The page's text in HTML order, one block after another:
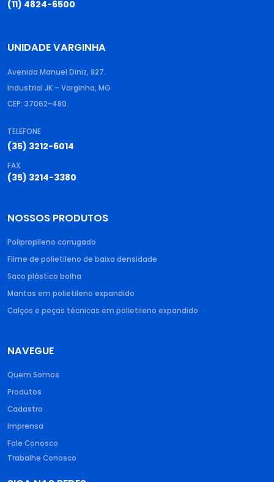
(11) 4824-6500
UNIDADE VARGINHA
Avenida Manuel Diniz, 827.
Industrial JK – Varginha, MG
CEP: 37062-480.
TELEFONE
(35) 3212-6014
FAX
(35) 3214-3380
NOSSOS PRODUTOS
Polipropileno corrugado​
Filme de polietileno de baixa densidade​
Saco plástico bolha​
Mantas em polietileno expandido​
Calços e peças técnicas em polietileno expandido
NAVEGUE
Quem Somos
Produtos
Cadastro
Imprensa
Fale Conosco
Trabalhe Conosco